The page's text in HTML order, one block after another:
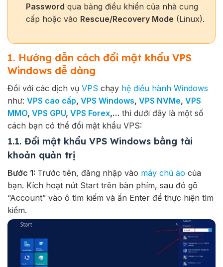
Password qua bảng điều khiển của nhà cung
cấp hoặc vào Rescue/Recovery Mode (Linux).
1. Hướng dẫn cách đổi mật khẩu VPS
Windows dễ dàng
Đối với các dịch vụ VPS chạy hệ điều hành Windows
như: VPS cao cấp, VPS Windows, VPS NVMe, VPS
MMO, VPS GPU, VPS Forex,… thì dưới đây là một số
cách bạn có thể đổi mật khẩu VPS:
1.1. Đổi mật khẩu VPS Windows bằng tài
khoản quản trị
Bước 1: Trước tiên, đăng nhập vào máy chủ ảo của
bạn. Kích hoạt nút Start trên bàn phím, sau đó gõ
“Account” vào ô tìm kiếm và ấn Enter để thực hiện tìm
kiếm.